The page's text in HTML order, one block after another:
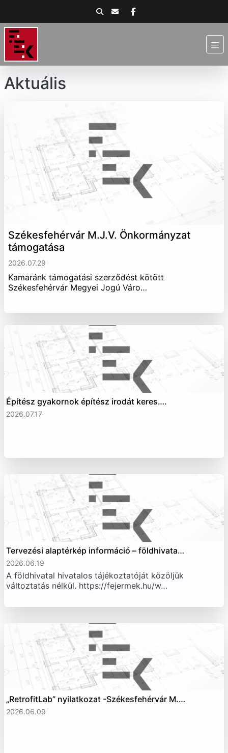
Aktuális
Székesfehérvár M.J.V. Önkormányzat
támogatása
2026.07.29
Kamaránk támogatási szerződést kötött
Székesfehérvár Megyei Jogú Váro…
Építész gyakornok építész irodát keres….
2026.07.17
Tervezési alaptérkép információ – földhivata…
2026.06.19
A földhivatal hivatalos tájékoztatóját közöljük
változtatás nélkül. https://fejermek.hu/w…
„RetrofitLab” nyilatkozat -Székesfehérvár M.…
2026.06.09